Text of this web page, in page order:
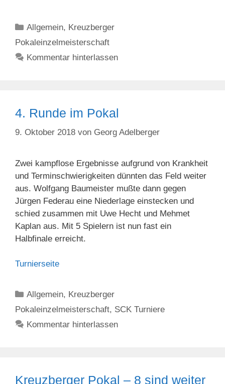
Kategorien
Allgemein, Kreuzberger
Pokaleinzelmeisterschaft
Kommentar hinterlassen
4. Runde im Pokal
9. Oktober 2018 von Georg Adelberger
Zwei kampflose Ergebnisse aufgrund von Krankheit
und Terminschwierigkeiten dünnten das Feld weiter
aus. Wolfgang Baumeister mußte dann gegen
Jürgen Federau eine Niederlage einstecken und
schied zusammen mit Uwe Hecht und Mehmet
Kaplan aus. Mit 5 Spielern ist nun fast ein
Halbfinale erreicht.
Turnierseite
Kategorien
Allgemein, Kreuzberger
Pokaleinzelmeisterschaft, SCK Turniere
Kommentar hinterlassen
Kreuzberger Pokal – 8 sind weiter